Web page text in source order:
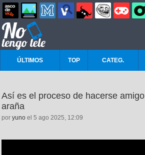
ÚLTIMOS TOP CATEG.
Así es el proceso de hacerse
araña
por yuno el 5 ago 2025, 12:09